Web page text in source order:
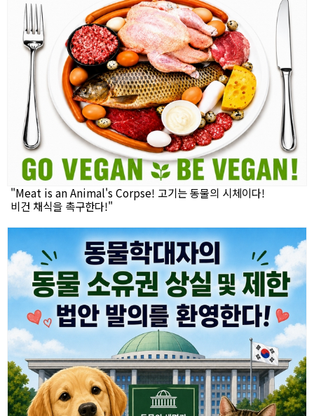
"Meat is an Animal's Corpse! 고기는 동물의 시체이다!
비건 채식을 촉구한다!"